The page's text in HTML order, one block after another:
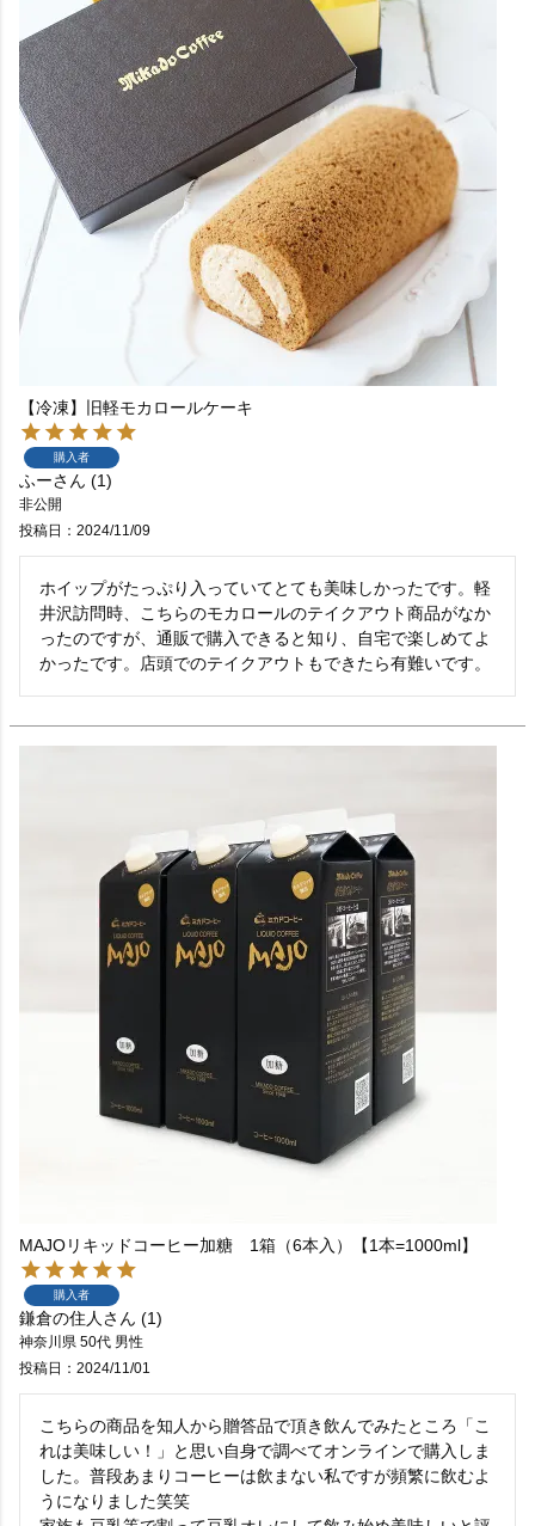
【冷凍】旧軽モカロールケーキ
購入者
ふー 1
非公開
投稿日
2024/11/09
ホイップがたっぷり入っていてとても美味しかったです。軽
井沢訪問時、こちらのモカロールのテイクアウト商品がなか
ったのですが、通販で購入できると知り、自宅で楽しめてよ
かったです。店頭でのテイクアウトもできたら有難いです。
MAJOリキッドコーヒー加糖 1箱（6本入）【1本=1000ml】
購入者
鎌倉の住人 1
神奈川県 50代 男性
投稿日
2024/11/01
こちらの商品を知人から贈答品で頂き飲んでみたところ「こ
れは美味しい！」と思い自身で調べてオンラインで購入しま
した。普段あまりコーヒーは飲まない私ですが頻繁に飲むよ
うになりました笑笑